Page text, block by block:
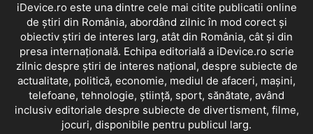
iDevice.ro este una dintre cele mai citite publicatii online
de știri din România, abordând zilnic în mod corect și
obiectiv știri de interes larg, atât din România, cât și din
presa internațională. Echipa editorială a iDevice.ro scrie
zilnic despre știri de interes național, despre subiecte de
actualitate, politică, economie, mediul de afaceri, mașini,
telefoane, tehnologie, știință, sport, sănătate, având
inclusiv editoriale despre subiecte de divertisment, filme,
jocuri, disponibile pentru publicul larg.